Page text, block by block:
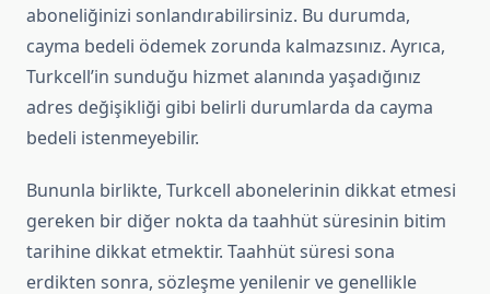
aboneliğinizi sonlandırabilirsiniz. Bu durumda,
cayma bedeli ödemek zorunda kalmazsınız. Ayrıca,
Turkcell’in sunduğu hizmet alanında yaşadığınız
adres değişikliği gibi belirli durumlarda da cayma
bedeli istenmeyebilir.
Bununla birlikte, Turkcell abonelerinin dikkat etmesi
gereken bir diğer nokta da taahhüt süresinin bitim
tarihine dikkat etmektir. Taahhüt süresi sona
erdikten sonra, sözleşme yenilenir ve genellikle